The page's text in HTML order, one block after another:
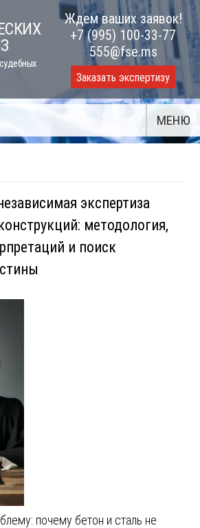
Ждем ваших заявок!
+7 (995) 100-33-77
555@fse.ms
Заказать экспертизу
МЕНЮ
экспертиза
методология,
и поиск
почему бетон и сталь не